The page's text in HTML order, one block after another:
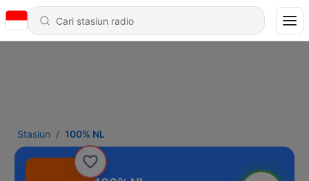
Stasiun 100% NL